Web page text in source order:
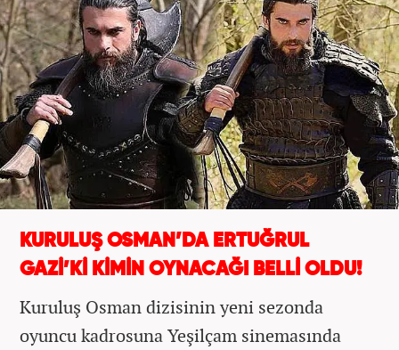
KURULUŞ OSMAN’DA ERTUĞRUL
GAZİ’Kİ KİMİN OYNACAĞI BELLİ OLDU!
Kuruluş Osman dizisinin yeni sezonda
oyuncu kadrosuna Yeşilçam sinemasında